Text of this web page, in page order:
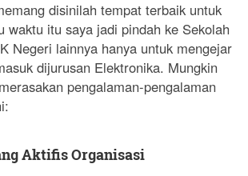
disinilah tempat terbaik untuk
waktu itu saya jadi pindah ke Sekolah
Negeri lainnya hanya untuk mengejar
dijurusan Elektronika. Mungkin
pengalaman-pengalaman
Aktifis Organisasi